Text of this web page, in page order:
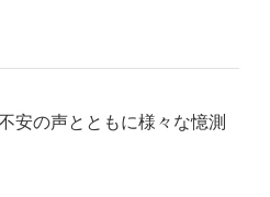
安の声とともに様々な憶測